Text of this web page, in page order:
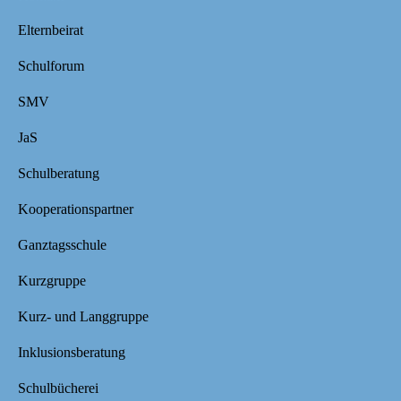
Elternbeirat
Schulforum
SMV
JaS
Schulberatung
Kooperationspartner
Ganztagsschule
Kurzgruppe
Kurz- und Langgruppe
Inklusionsberatung
Schulbücherei